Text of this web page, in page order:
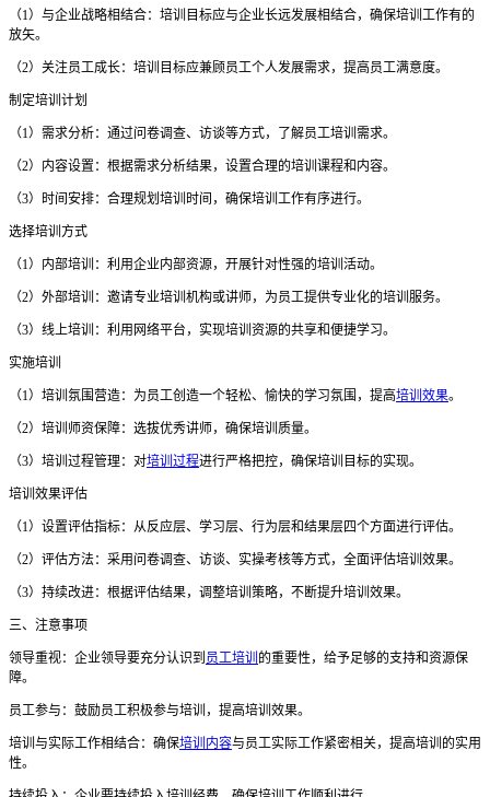
（1）与企业战略相结合：培训目标应与企业长远发展相结合，确保培训工作有的
放矢。
（2）关注员工成长：培训目标应兼顾员工个人发展需求，提高员工满意度。
制定培训计划
（1）需求分析：通过问卷调查、访谈等方式，了解员工培训需求。
（2）内容设置：根据需求分析结果，设置合理的培训课程和内容。
（3）时间安排：合理规划培训时间，确保培训工作有序进行。
选择培训方式
（1）内部培训：利用企业内部资源，开展针对性强的培训活动。
（2）外部培训：邀请专业培训机构或讲师，为员工提供专业化的培训服务。
（3）线上培训：利用网络平台，实现培训资源的共享和便捷学习。
实施培训
（1）培训氛围营造：为员工创造一个轻松、愉快的学习氛围，提高培训效果。
（2）培训师资保障：选拔优秀讲师，确保培训质量。
（3）培训过程管理：对培训过程进行严格把控，确保培训目标的实现。
培训效果评估
（1）设置评估指标：从反应层、学习层、行为层和结果层四个方面进行评估。
（2）评估方法：采用问卷调查、访谈、实操考核等方式，全面评估培训效果。
（3）持续改进：根据评估结果，调整培训策略，不断提升培训效果。
三、注意事项
领导重视：企业领导要充分认识到 员工培训 的重要性，给予足够的支持和资源保
障。
员工参与：鼓励员工积极参与培训，提高培训效果。
培训与实际工作相结合：确保培训内容与员工实际工作紧密相关，提高培训的实用
性。